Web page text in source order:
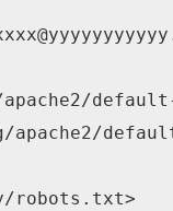
apache2/
robots.txt>